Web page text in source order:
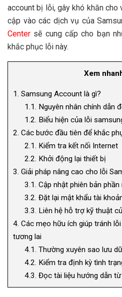
account bị lỗi, gây khó khăn
cập vào các dịch vụ của
Center sẽ cung cấp cho bạn
khắc phục lỗi này.
Xem
1. Samsung Account là gì?
1.1. Nguyên nhân chính dẫn
1.2. Biểu hiện của lỗi
2. Các bước đầu tiên để khắc
2.1. Kiểm tra kết nối Internet
2.2. Khởi động lại thiết bị
3. Giải pháp nâng cao cho lỗi
3.1. Cập nhật phiên bản phần
3.2. Đặt lại mật khẩu tài
3.3. Liên hệ hỗ trợ kỹ thuật
4. Các mẹo hữu ích giúp tránh
tương lai
4.1. Thường xuyên sao lưu
4.2. Kiểm tra định kỳ tình
4.3. Đọc tài liệu hướng dẫn